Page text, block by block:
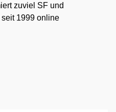
zuviel SF und
1999 online